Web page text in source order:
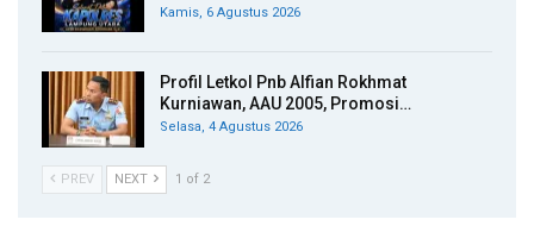
Kamis, 6 Agustus 2026
Profil Letkol Pnb Alfian Rokhmat
Kurniawan, AAU 2005, Promosi…
Selasa, 4 Agustus 2026
PREV NEXT 1 of 2